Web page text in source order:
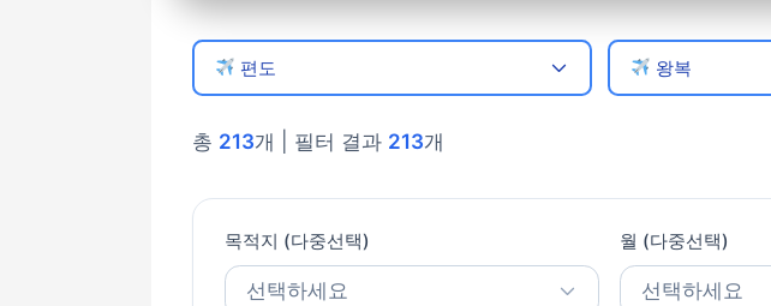
편도 왕복
총 213개 | 필터 결과 213개
목적지 (다중선택)
선택하세요
월 (다중선택)
선택하세요